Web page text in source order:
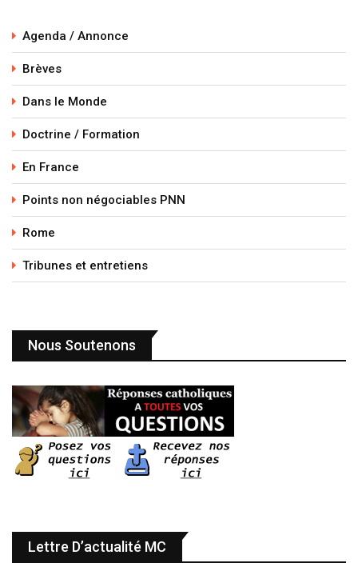
Agenda / Annonce
Brèves
Dans le Monde
Doctrine / Formation
En France
Points non négociables PNN
Rome
Tribunes et entretiens
Nous Soutenons
Lettre D’actualité MC